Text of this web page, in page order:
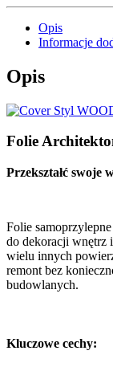
Opis
Informacje
Opis
Folie
Przekształć swoje
Folie
do dekoracji wnętrz
wielu innych
remont bez
budowlanych.
Kluczowe cechy: